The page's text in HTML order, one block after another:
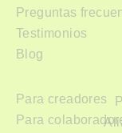
Preguntas
Testimonios
Blog
Para creadores
Para